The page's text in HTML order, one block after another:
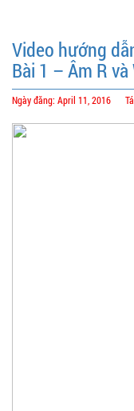
Video hướng
Bài 1 – Âm R và
Ngày đăng: April 11, 2016